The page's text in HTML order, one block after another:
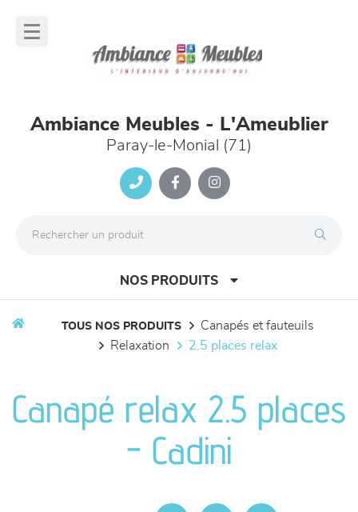
Ambiance Meubles - L'Ameublier
Paray-le-Monial (71)
NOS PRODUITS
séjours
meubles de complément
TOUS NOS PRODUITS
canapés et fauteuils
relaxation
2.5 places relax
Canapé relax 2.5 places
- Cadini